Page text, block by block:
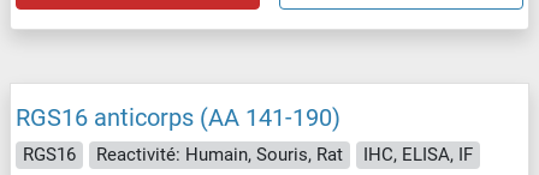
RGS16 anticorps (AA 141-190)
RGS16 Reactivité: Humain, Souris, Rat
IHC, ELISA, IF